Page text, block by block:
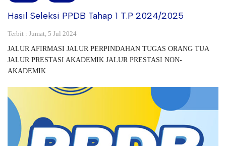
Hasil Seleksi PPDB Tahap 1 T.P 2024/2025
Terbit : Jumat, 5 Jul 2024
JALUR AFIRMASI JALUR PERPINDAHAN TUGAS ORANG TUA
JALUR PRESTASI AKADEMIK JALUR PRESTASI NON-
AKADEMIK